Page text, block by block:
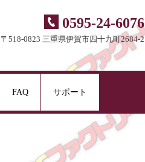
0595-24-6076
〒518-0823 三重県伊賀市四十九町2684-2
FAQ サポート